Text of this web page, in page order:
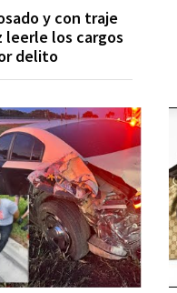
y con traje
leerle los cargos
delito